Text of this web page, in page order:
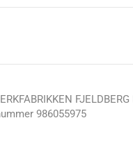
FJELDBERG
986055975